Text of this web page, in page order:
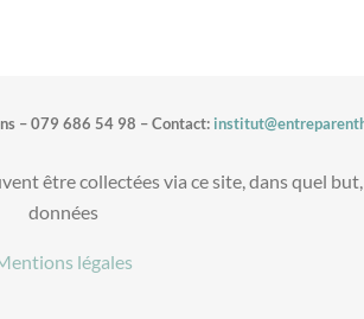
– 079 686 54 98 – Contact:
être collectées via ce site, dans quel
données
légales